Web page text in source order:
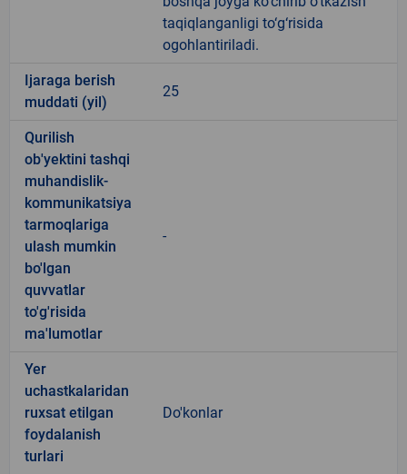
taqiqlanganligi to‘g‘risida
ogohlantiriladi.
Ijaraga berish
muddati (yil)
25
Qurilish
ob'yektini tashqi
muhandislik-
kommunikatsiya
tarmoqlariga
ulash mumkin
bo'lgan
quvvatlar
to'g'risida
ma'lumotlar
-
Yer
uchastkalaridan
ruxsat etilgan
foydalanish
turlari
Do'konlar